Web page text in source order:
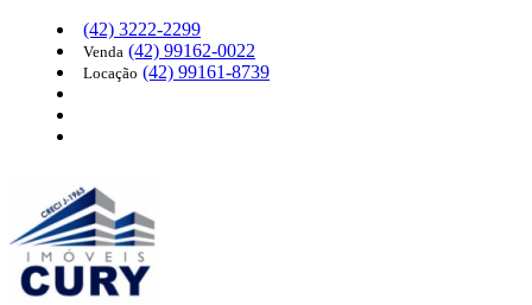
(42) 3222-2299
Venda (42) 99162-0022
Locação (42) 99161-8739